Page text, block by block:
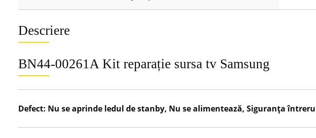
Descriere
BN44-00261A Kit reparație sursa tv Samsung
Defect: Nu se aprinde ledul de stanby, Nu se alimentează, Siguranța